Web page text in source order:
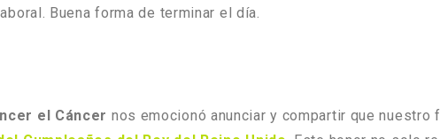
Buena forma de terminar el día.
el Cáncer nos emocionó anunciar y compartir que nuestro